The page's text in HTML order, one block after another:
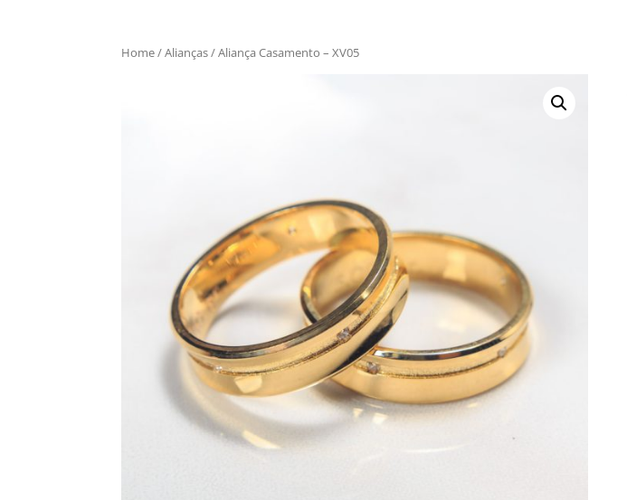
Home/Alianças/ Aliança Casamento – XV05